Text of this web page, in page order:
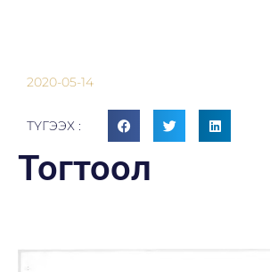
2020-05-14
ТҮГЭЭХ :
Тогтоол